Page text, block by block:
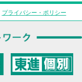
プライバシー・ポリシー